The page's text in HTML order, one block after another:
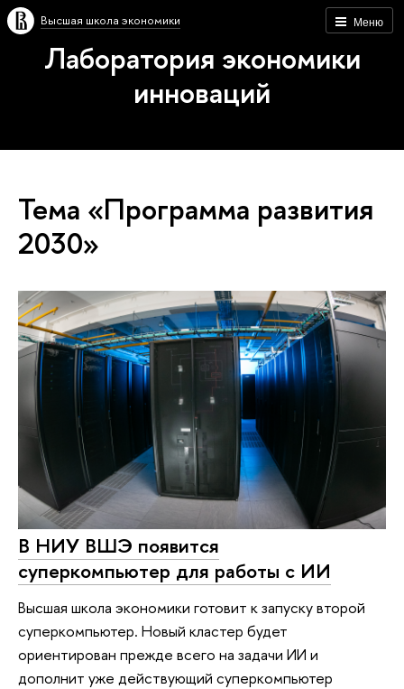
Меню
Высшая школа экономики
Лаборатория экономики
инноваций
Тема «Программа развития
2030»
В НИУ ВШЭ появится
суперкомпьютер для работы с ИИ
Высшая школа экономики готовит к запуску второй
суперкомпьютер. Новый кластер будет
ориентирован прежде всего на задачи ИИ и
дополнит уже действующий суперкомпьютер